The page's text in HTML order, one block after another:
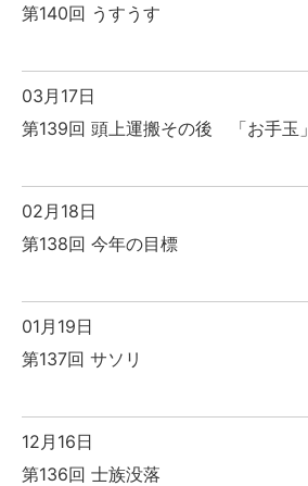
第140回 うすうす
03月17日
第139回 頭上運搬その後 「お手玉」
02月18日
第138回 今年の目標
01月19日
第137回 サソリ
12月16日
第136回 士族没落